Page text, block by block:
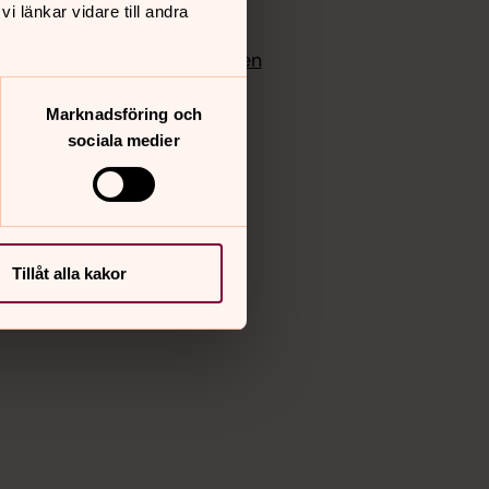
länkar vidare till andra
Marknadsföring och
sociala medier
Tillåt alla kakor
Instagram
Bloggportalen